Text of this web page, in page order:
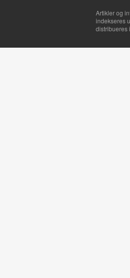
Artikler og
indekseres
distribueres